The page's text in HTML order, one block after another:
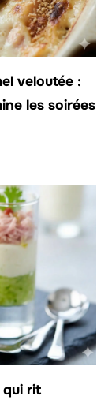
veloutée :
les soirées
qui rit